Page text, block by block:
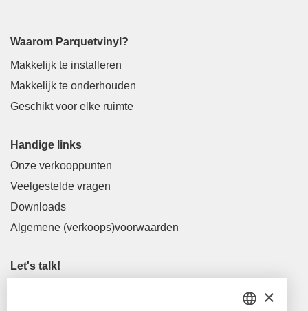
Waarom Parquetvinyl?
Makkelijk te installeren
Makkelijk te onderhouden
Geschikt voor elke ruimte
Handige links
Onze verkooppunten
Veelgestelde vragen
Downloads
Algemene (verkoops)voorwaarden
Let's talk!
×